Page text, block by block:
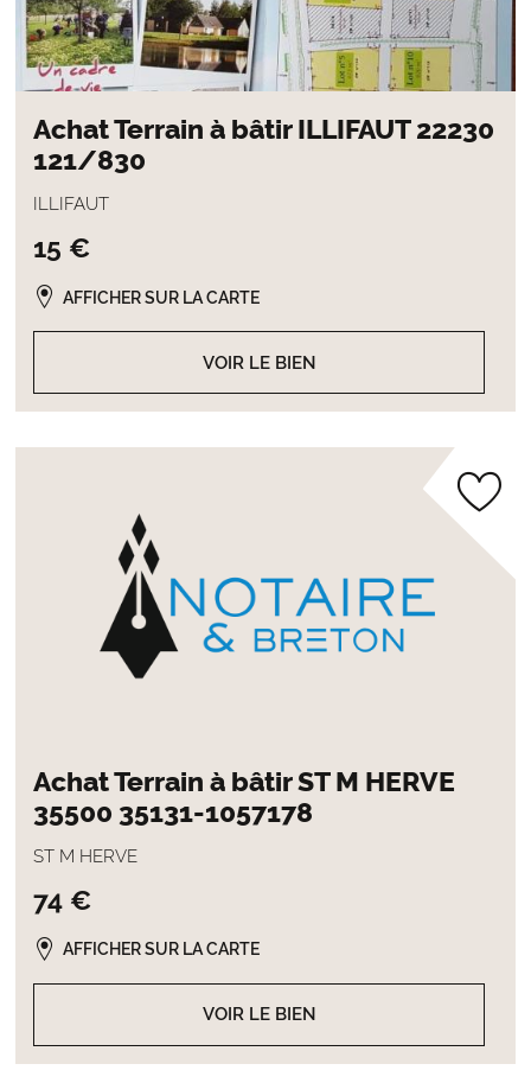
Achat Terrain à bâtir ILLIFAUT 22230
121/830
ILLIFAUT
15 €
VOIR LE BIEN
AFFICHER SUR LA CARTE
Achat Terrain à bâtir ST M HERVE
35500 35131-1057178
ST M HERVE
74 €
VOIR LE BIEN
AFFICHER SUR LA CARTE